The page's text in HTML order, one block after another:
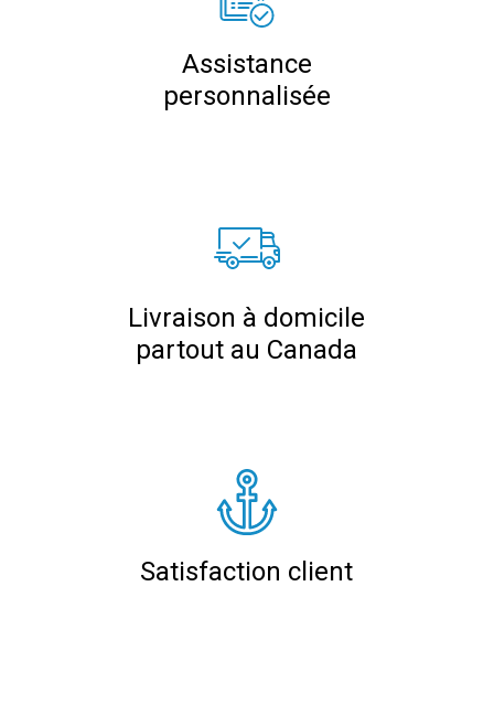
Assistance
personnalisée
Livraison à domicile
partout au Canada
Satisfaction client